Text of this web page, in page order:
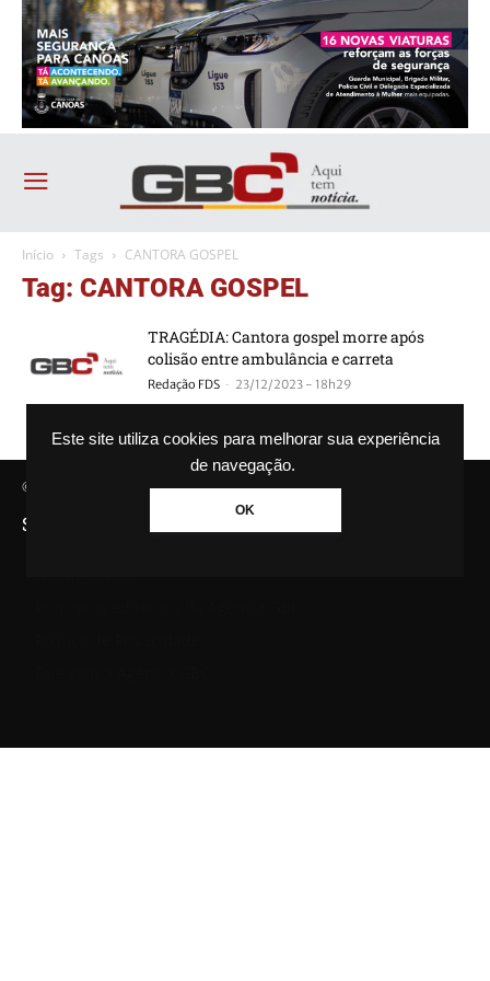
Este site utiliza cookies para melhorar sua experiência
de navegação.
OK
Início Tags CANTORA GOSPEL
Tag: CANTORA GOSPEL
TRAGÉDIA: Cantora gospel morre após
colisão entre ambulância e carreta
Redação FDS - 23/12/2023 - 18h29
© Agência GBC. Aqui tem notícia. Todos os direitos reservados.
SAIBA MAIS SOBRE A AGÊNCIA GBC